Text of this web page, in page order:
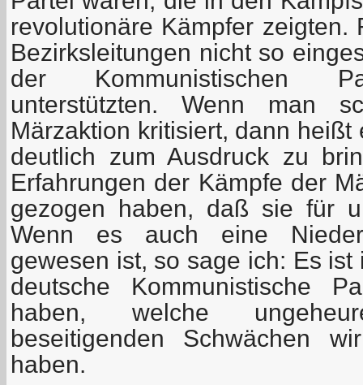
revolutionäre Kämpfer zeigten.
Bezirksleitungen nicht so
der Kommunistischen
unterstützten. Wenn man
Märzaktion kritisiert, dann
deutlich zum Ausdruck zu
Erfahrungen der Kämpfe der
gezogen haben, daß sie für
Wenn es auch eine
gewesen ist, so sage ich: Es
deutsche Kommunistische
haben, welche
beseitigenden Schwächen
haben.